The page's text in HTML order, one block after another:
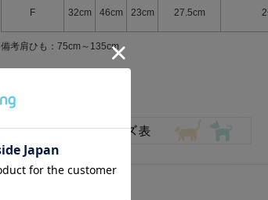
F 32cm 46cm 23cm 27.5cm
備考肩ひも：75cm～135cm